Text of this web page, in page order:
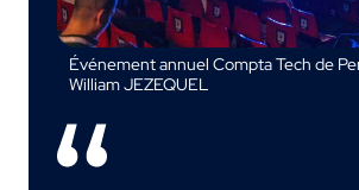
Événement annuel Compta Tech de
William JEZEQUEL